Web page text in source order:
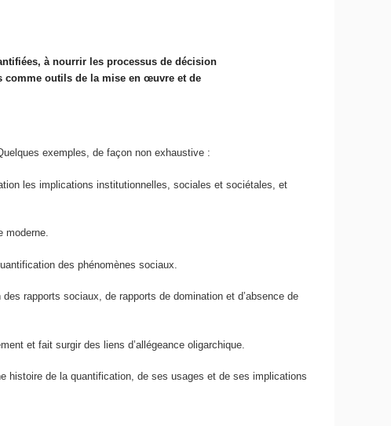
à nourrir les processus de décision
comme outils de la mise en œuvre et de
exemples, de façon non exhaustive :
les implications institutionnelles, sociales et sociétales, et
moderne.
des phénomènes sociaux.
rapports sociaux, de rapports de domination et d’absence de
et fait surgir des liens d’allégeance oligarchique.
histoire de la quantification, de ses usages et de ses implications